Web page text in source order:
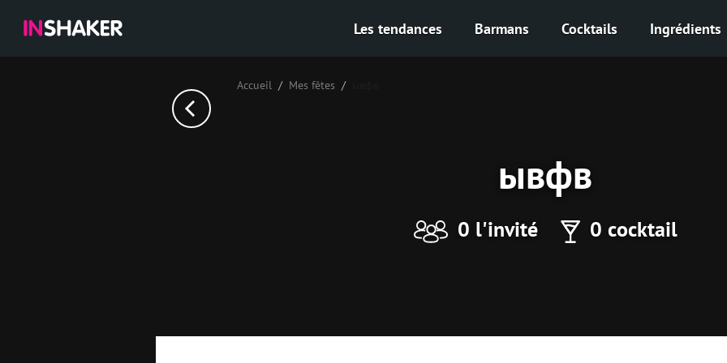
Les tendances Barmans Cocktails Ingrédients
Accueil Mes fêtes
ывфв
0 l'invité 0 cocktail